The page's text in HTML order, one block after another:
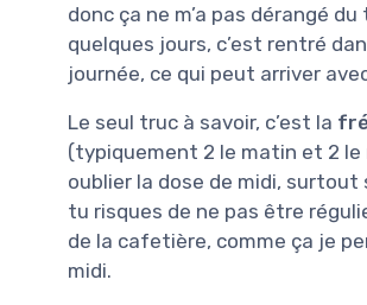
donc ça ne m’a pas dérangé
quelques jours, c’est rentré
journée, ce qui peut arriver
Le seul truc à savoir, c’est la
(typiquement 2 le matin et 2 le
oublier la dose de midi, surtout
tu risques de ne pas être
de la cafetière, comme ça je
midi.